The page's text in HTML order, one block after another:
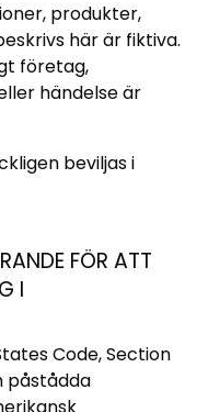
produkter,
här är fiktiva.
företag,
händelse är
beviljas i
FÖR ATT
I
Code, Section
påstådda